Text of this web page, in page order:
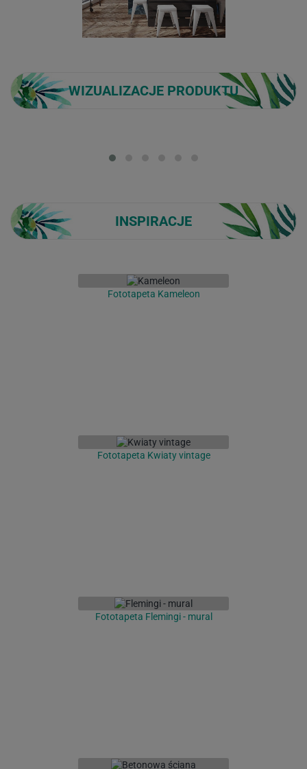
WIZUALIZACJE PRODUKTU
INSPIRACJE
Fototapeta Kameleon
Fototapeta Kwiaty vintage
Fototapeta Flemingi - mural